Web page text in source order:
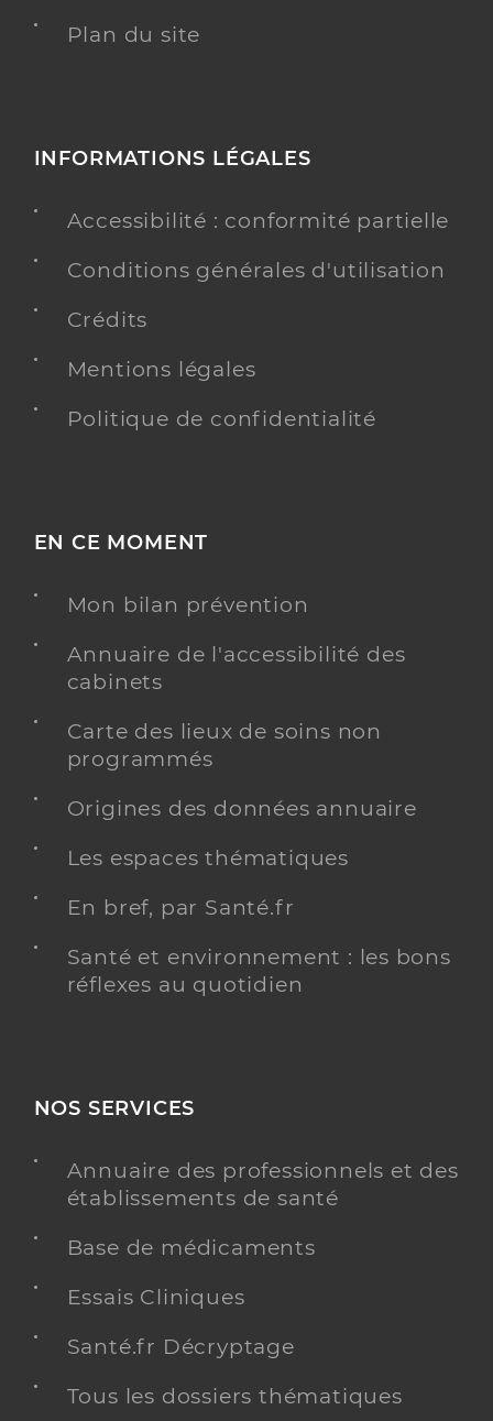
Plan du site
INFORMATIONS LÉGALES
Accessibilité : conformité partielle
Conditions générales d'utilisation
Crédits
Mentions légales
Politique de confidentialité
EN CE MOMENT
Mon bilan prévention
Annuaire de l'accessibilité des
cabinets
Carte des lieux de soins non
programmés
Origines des données annuaire
Les espaces thématiques
En bref, par Santé.fr
Santé et environnement : les bons
réflexes au quotidien
NOS SERVICES
Annuaire des professionnels et des
établissements de santé
Base de médicaments
Essais Cliniques
Santé.fr Décryptage
Tous les dossiers thématiques